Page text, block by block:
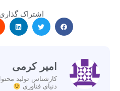
اشتراک
امیر کرمی
کارشناس تولید
دنیای فناوری